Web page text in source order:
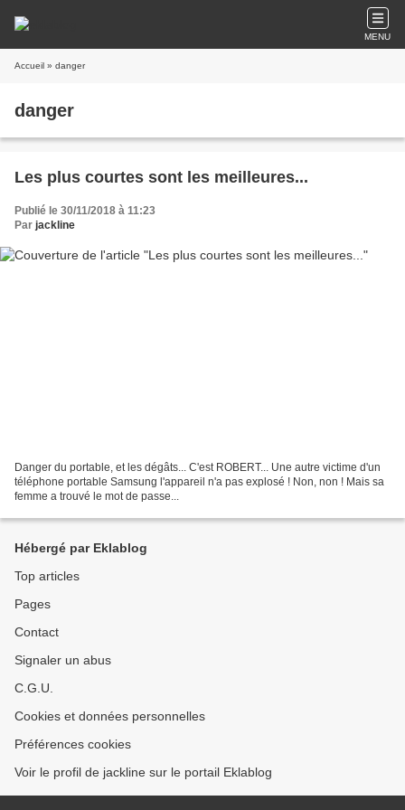
MENU
Accueil » danger
danger
Les plus courtes sont les meilleures...
Publié le 30/11/2018 à 11:23
Par jackline
Danger du portable, et les dégâts... C'est ROBERT... Une autre victime d'un
téléphone portable Samsung l'appareil n'a pas explosé ! Non, non ! Mais sa
femme a trouvé le mot de passe...
Hébergé par Eklablog
Top articles
Pages
Contact
Signaler un abus
C.G.U.
Cookies et données personnelles
Préférences cookies
Voir le profil de jackline sur le portail Eklablog